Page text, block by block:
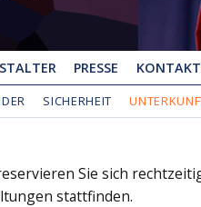
SICHERHEIT
PRESSE KONTAKT
Sie sich
stattfinden.